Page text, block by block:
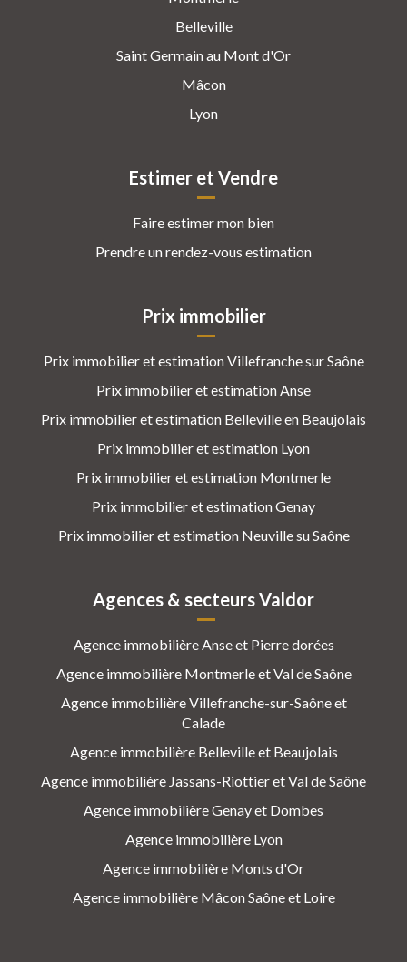
Belleville
Saint Germain au Mont d'Or
Mâcon
Lyon
Estimer et Vendre
Faire estimer mon bien
Prendre un rendez-vous estimation
Prix immobilier
Prix immobilier et estimation Villefranche sur Saône
Prix immobilier et estimation Anse
Prix immobilier et estimation Belleville en Beaujolais
Prix immobilier et estimation Lyon
Prix immobilier et estimation Montmerle
Prix immobilier et estimation Genay
Prix immobilier et estimation Neuville su Saône
Agences & secteurs Valdor
Agence immobilière Anse et Pierre dorées
Agence immobilière Montmerle et Val de Saône
Agence immobilière Villefranche-sur-Saône et
Calade
Agence immobilière Belleville et Beaujolais
Agence immobilière Jassans-Riottier et Val de Saône
Agence immobilière Genay et Dombes
Agence immobilière Lyon
Agence immobilière Monts d'Or
Agence immobilière Mâcon Saône et Loire